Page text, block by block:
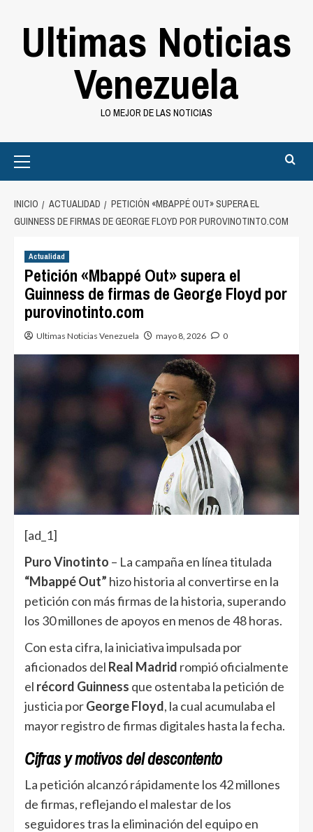
Ultimas Noticias
Venezuela
LO MEJOR DE LAS NOTICIAS
Menu
INICIO ACTUALIDAD
PETICIÓN «MBAPPÉ OUT» SUPERA EL
GUINNESS DE FIRMAS DE GEORGE FLOYD POR PUROVINOTINTO.COM
Actualidad
Petición «Mbappé Out» supera el
Guinness de firmas de George Floyd por
purovinotinto.com
Ultimas Noticias Venezuela mayo 8, 2026 0
[ad_1]
Puro Vinotinto – La campaña en línea titulada
“Mbappé Out” hizo historia al convertirse en la
petición con más firmas de la historia, superando
los 30 millones de apoyos en menos de 48 horas.
Con esta cifra, la iniciativa impulsada por
aficionados del Real Madrid rompió oficialmente
el récord Guinness que ostentaba la petición de
justicia porGeorge Floyd, la cual acumulaba el
mayor registro de firmas digitales hasta la fecha.
Cifras y motivos del descontento
La petición alcanzó rápidamente los 42 millones
de firmas, reflejando el malestar de los
seguidores tras la eliminación del equipo en